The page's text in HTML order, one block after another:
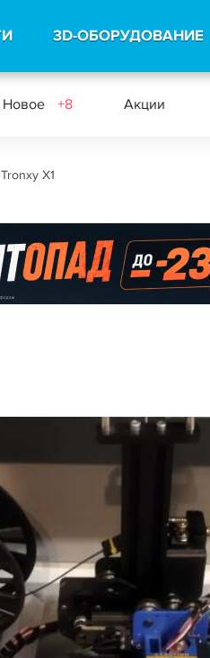
3D-ОБОРУДОВАНИЕ
Новое +8 Акции
X1